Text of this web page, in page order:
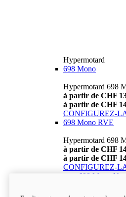
Hypermotard
698 Mono
Hypermotard 698
à partir de CHF
à partir de CHF
CONFIGUREZ-
698 Mono RVE
Hypermotard 698
à partir de CHF
à partir de CHF
CONFIGUREZ-
698 Mono Nera
Hypermotard 698